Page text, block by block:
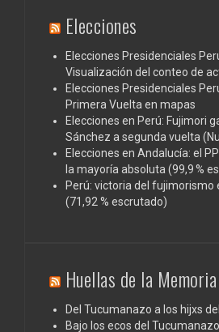
Elecciones
Elecciones Presidenciales
Visualización del conteo de
Elecciones Presidenciales
Primera Vuelta en mapas
Elecciones en Perú: Fujimori
Sánchez a segunda vuelta
Elecciones en Andalucía: el
la mayoría absoluta (99,9 %
Perú: victoria del fujimorismo
(71,92 % escrutado)
Huellas de la Memoria
Del Tucumanazo a los hijxs
Bajo los ecos del Tucumanazo